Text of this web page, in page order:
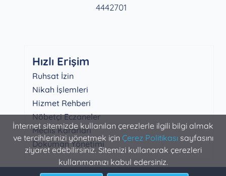
İnternet sitemizde kullanılan çerezlerle ilgili bilgi almak
ve tercihlerinizi yönetmek için Çerez Politikasısayfasını
ziyaret edebilirsiniz. Sitemizi kullanarak çerezleri
kullanmamızı kabul edersiniz.
4442701
Hızlı Erişim
Ruhsat İzin
Nikah İşlemleri
Hizmet Rehberi
Nöbetçi Eczaneler
Meclis Kararları
Doküman Yönetimi